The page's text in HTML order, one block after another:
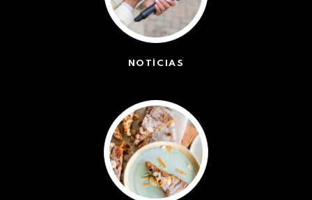
NOTÍCIAS